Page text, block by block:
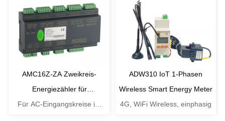
AMC16Z-ZA Zweikreis-
Energiezähler für
Rechenzentren
Für AC-Eingangskreise im
ADW310 IoT 1-Phasen
Wireless Smart Energy Meter
4G, WiFi Wireless, einphasig